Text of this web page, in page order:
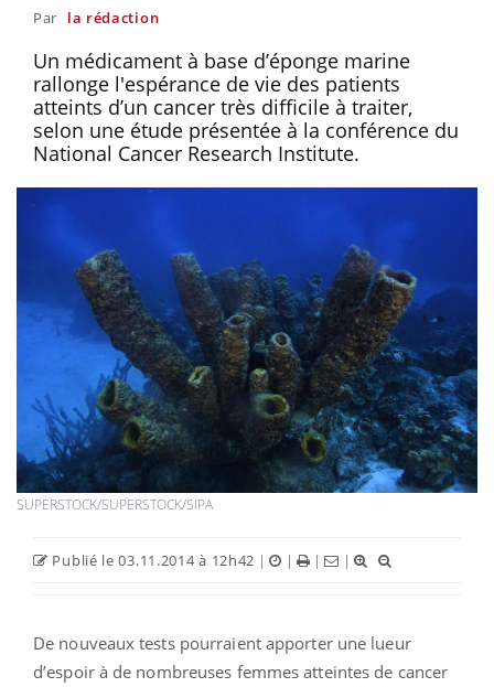
Par la rédaction
Un médicament à base d’éponge marine
rallonge l'espérance de vie des patients
atteints d’un cancer très difficile à traiter,
selon une étude présentée à la conférence du
National Cancer Research Institute.
SUPERSTOCK/SUPERSTOCK/SIPA
Publié le 03.11.2014 à 12h42 | | | |
De nouveaux tests pourraient apporter une lueur
d’espoir à de nombreuses femmes atteintes de cancer